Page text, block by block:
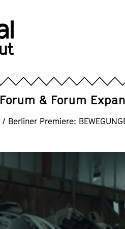
Forum & Forum
/ Berliner Premiere: